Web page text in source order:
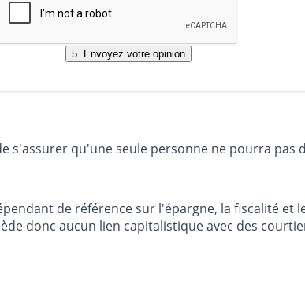
s'assurer qu'une seule personne ne pourra
de référence sur l'épargne, la fiscalité
donc aucun lien capitalistique avec des